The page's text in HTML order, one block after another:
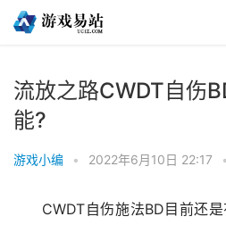
流放之路CWDT自伤
能?
游戏小编 • 2022年6月10日 22:17 •
CWDT自伤施法BD目前还